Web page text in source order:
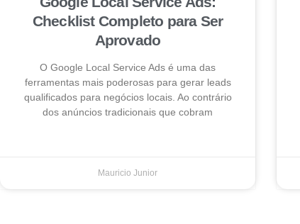
Checklist Completo para Ser
Aprovado
O Google Local Service Ads é uma das
ferramentas mais poderosas para gerar leads
qualificados para negócios locais. Ao contrário
dos anúncios tradicionais que cobram
Mauricio Junior